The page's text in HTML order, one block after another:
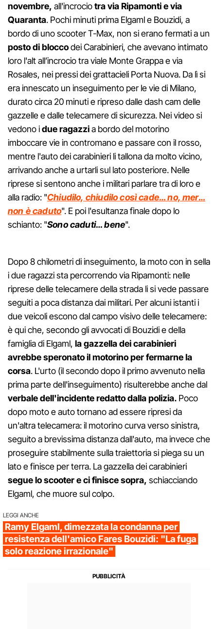
novembre, all'incrociotra via Ripamonti e via
Quaranta. Pochi minuti prima Elgaml e Bouzidi, a
bordo di uno scooter T-Max, non si erano fermati a un
posto di bloccodei Carabinieri, che avevano intimato
loro l'alt all’incrocio tra viale Monte Grappa e via
Rosales, nei pressi dei grattacieli Porta Nuova. Da lì si
era innescato un inseguimento per le vie di Milano,
durato circa 20 minuti e ripreso dalle dash cam delle
gazzelle e dalle telecamere di sicurezza. Nei video si
vedono idue ragazzia bordo del motorino
imboccare vie in contromano e passare con il rosso,
mentre l'auto dei carabinieri li tallona da molto vicino,
arrivando anche a urtarli sul lato posteriore. Nelle
riprese si sentono anche i militari parlare tra di loro e
alla radio: "Chiudilo, chiudilo così cade… no, mer…
non è caduto". E poi l'esultanza finale dopo lo
schianto: "Sono caduti… bene".
Dopo 8 chilometri di inseguimento, la moto con in sella
i due ragazzi sta percorrendo via Ripamonti: nelle
riprese delle telecamere della strada li si vede passare
seguiti a poca distanza dai militari. Per alcuni istanti i
due veicoli escono dal campo visivo delle telecamere:
è qui che, secondo gli avvocati di Bouzidi e della
famiglia di Elgaml, la gazzella dei carabinieri
avrebbe speronato il motorino per fermarne la
corsa. L'urto (il secondo dopo il primo avvenuto nella
prima parte dell'inseguimento) risulterebbe anche dal
verbale dell'incidente redatto dalla polizia. Poco
dopo moto e auto tornano ad essere ripresi da
un'altra telecamera: il motorino curva verso sinistra,
seguito a brevissima distanza dall'auto, ma invece che
proseguire stabilmente sulla traiettoria si piega su un
lato e finisce per terra. La gazzella dei carabinieri
segue lo scooter e ci finisce sopra, schiacciando
Elgaml, che muore sul colpo.
LEGGI ANCHE
Ramy Elgaml, dimezzata la condanna per
resistenza dell'amico Fares Bouzidi: "La fuga
solo reazione irrazionale"